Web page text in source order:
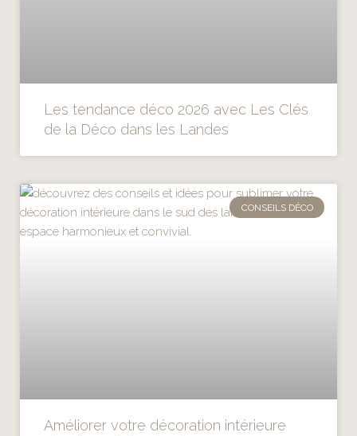
Les tendance déco 2026 avec Les Clés
de la Déco dans les Landes
CONSEILS DÉCO
Améliorer votre décoration intérieure